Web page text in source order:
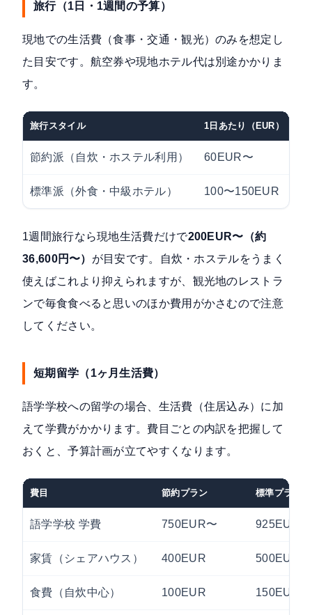
旅行（1日・1週間の予算）
現地での生活費（食事・交通・観光）のみを想定し
た目安です。航空券や現地ホテル代は別途かかりま
す。
旅行スタイル 1日あたり（EUR）
節約派（自炊・ホステル利用） 60EUR〜
標準派（外食・中級ホテル） 100〜150EUR
1週間旅行なら現地生活費だけで200EUR〜（約
36,600円〜） が目安です。自炊・ホステルをうまく
使えばこれより抑えられますが、観光地のレストラ
ンで毎食食べると思いのほか費用がかさむので注意
してください。
短期留学（1ヶ月生活費）
語学学校への留学の場合、生活費（住居込み）に加
えて学費がかかります。費目ごとの内訳を把握して
おくと、予算計画が立てやすくなります。
費目 節約プラン 標準プラン
語学学校 学費 750EUR〜 925EUR
家賃（シェアハウス） 400EUR 500EUR
食費（自炊中心） 100EUR 150EUR